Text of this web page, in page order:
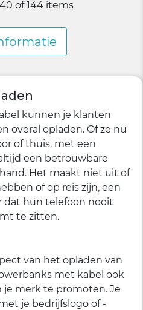
of 144 items
kunnen je klanten
overal opladen. Of ze nu
of thuis, met een
een betrouwbare
Het maakt niet uit of
of op reis zijn, een
dat hun telefoon nooit
te zitten.
van het opladen van
met kabel ook
merk te promoten. Je
je bedrijfslogo of -